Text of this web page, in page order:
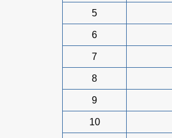
5
6
7
8
9
10